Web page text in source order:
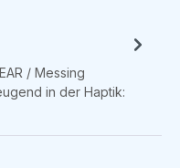
/ Messing
in der Haptik: